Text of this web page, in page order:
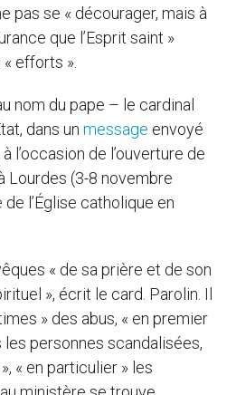
pas se « décourager, mais à
que l’Esprit saint »
efforts ».
nom du pape – le cardinal
dans un message envoyé
l’occasion de l’ouverture de
Lourdes (3-8 novembre
l’Église catholique en
« de sa prière et de son
», écrit le card. Parolin. Il
» des abus, « en premier
les personnes scandalisées,
« en particulier » les